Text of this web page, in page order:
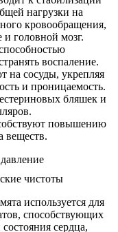
нагрузки на
кровообращения,
головной мозг.
воспаление.
на сосуды, укрепляя
и проницаемость.
бляшек и
повышению
веществ.
чистоты
используется для
способствующих
сердца,